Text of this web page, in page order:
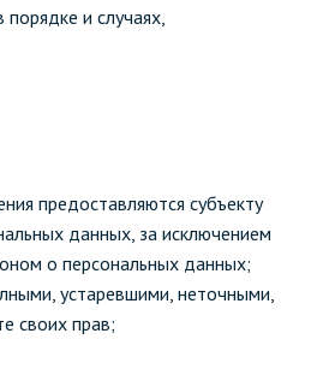
и случаях,
предоставляются субъекту
данных, за исключением
о персональных данных;
устаревшими, неточными,
своих прав;